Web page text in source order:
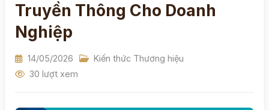
Truyền Thông Cho Doanh
Nghiệp
14/05/2026
Kiến thức Thương hiệu
30 lượt xem